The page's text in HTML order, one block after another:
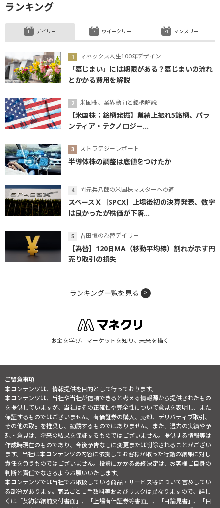
ランキング
デイリー
マネックス人生100年デザイン
「墓じまい」には期限がある？墓じまいの流れ
とかかる費用を解説
米国株、業界動向と銘柄解説
【米国株：銘柄発掘】業績上振れ5銘柄、パラ
ンティア・テクノロジー...
ストラテジーレポート
半導体株の調整は底値をつけたか
岡元兵八郎の米国株マスターへの道
スペースＸ［SPCX］上場後初の決算発表、数字
は良かったが株価が下落...
吉田恒の為替デイリー
【為替】120日MA（移動平均線）割れが示す円
売り取引の損失
ウイークリー マンスリー
ランキング一覧を見る
お金を学び、マーケットを知り、未来を描く
ご留意事項
本コンテンツは、情報提供を目的として行っております。
本コンテンツは、当社や当社が信頼できると考える情報源から提供されたもの
を提供していますが、当社はその正確性や完全性について意見を表明し、また
保証するものではございません。有価証券の購入、売却、デリバティブ取引、
その他の取引を推奨し、勧誘するものではありません。また、過去の実績や予
想・意見は、将来の結果を保証するものではございません。提供する情報等は
作成時現在のものであり、今後予告なしに変更または削除されることがござい
ます。当社は本コンテンツの内容に依拠してお客様が取った行動の結果に対し
責任を負うものではございません。投資にかかる最終決定は、お客様ご自身の
判断と責任でなさるようお願いいたします。
本コンテンツでは当社でお取扱している商品・サービス等について言及してい
る部分があります。商品ごとに手数料等およびリスクは異なりますので、詳し
くは「契約締結前交付書面」、「上場有価証券等書面」、「目論見書」、「目